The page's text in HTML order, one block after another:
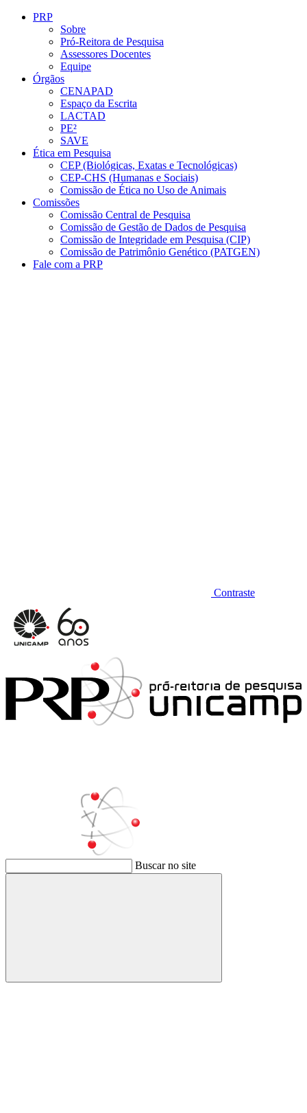
Conteúdo principal
PRP
Sobre
Pró-Reitora de Pesquisa
Assessores Docentes
Equipe
Órgãos
CENAPAD
Espaço da Escrita
LACTAD
PE²
SAVE
Ética em Pesquisa
CEP (Biológicas, Exatas e Tecnológicas)
CEP-CHS (Humanas e Sociais)
Comissão de Ética no Uso de Animais
Comissões
Comissão Central de Pesquisa
Comissão de Gestão de Dados de Pesquisa
Comissão de Integridade em Pesquisa (CIP)
Comissão de Patrimônio Genético (PATGEN)
Fale com a PRP
Contraste
Buscar no site
Buscar